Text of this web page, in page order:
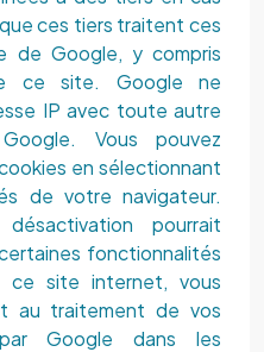
ces tiers traitent ces
de Google, y compris
ce site. Google ne
IP avec toute autre
Vous pouvez
en sélectionnant
de votre navigateur.
pourrait
fonctionnalités
site internet, vous
au traitement de vos
Google dans les